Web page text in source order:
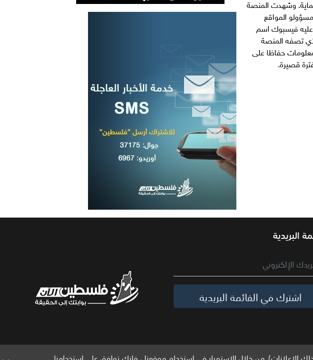
وشهدت المنصة
المواقع
عليه فيسبوك اسم
تصفه المنصة
حفاظا على
قصيرة.
البريدية
اشترك في القائمة البريدية